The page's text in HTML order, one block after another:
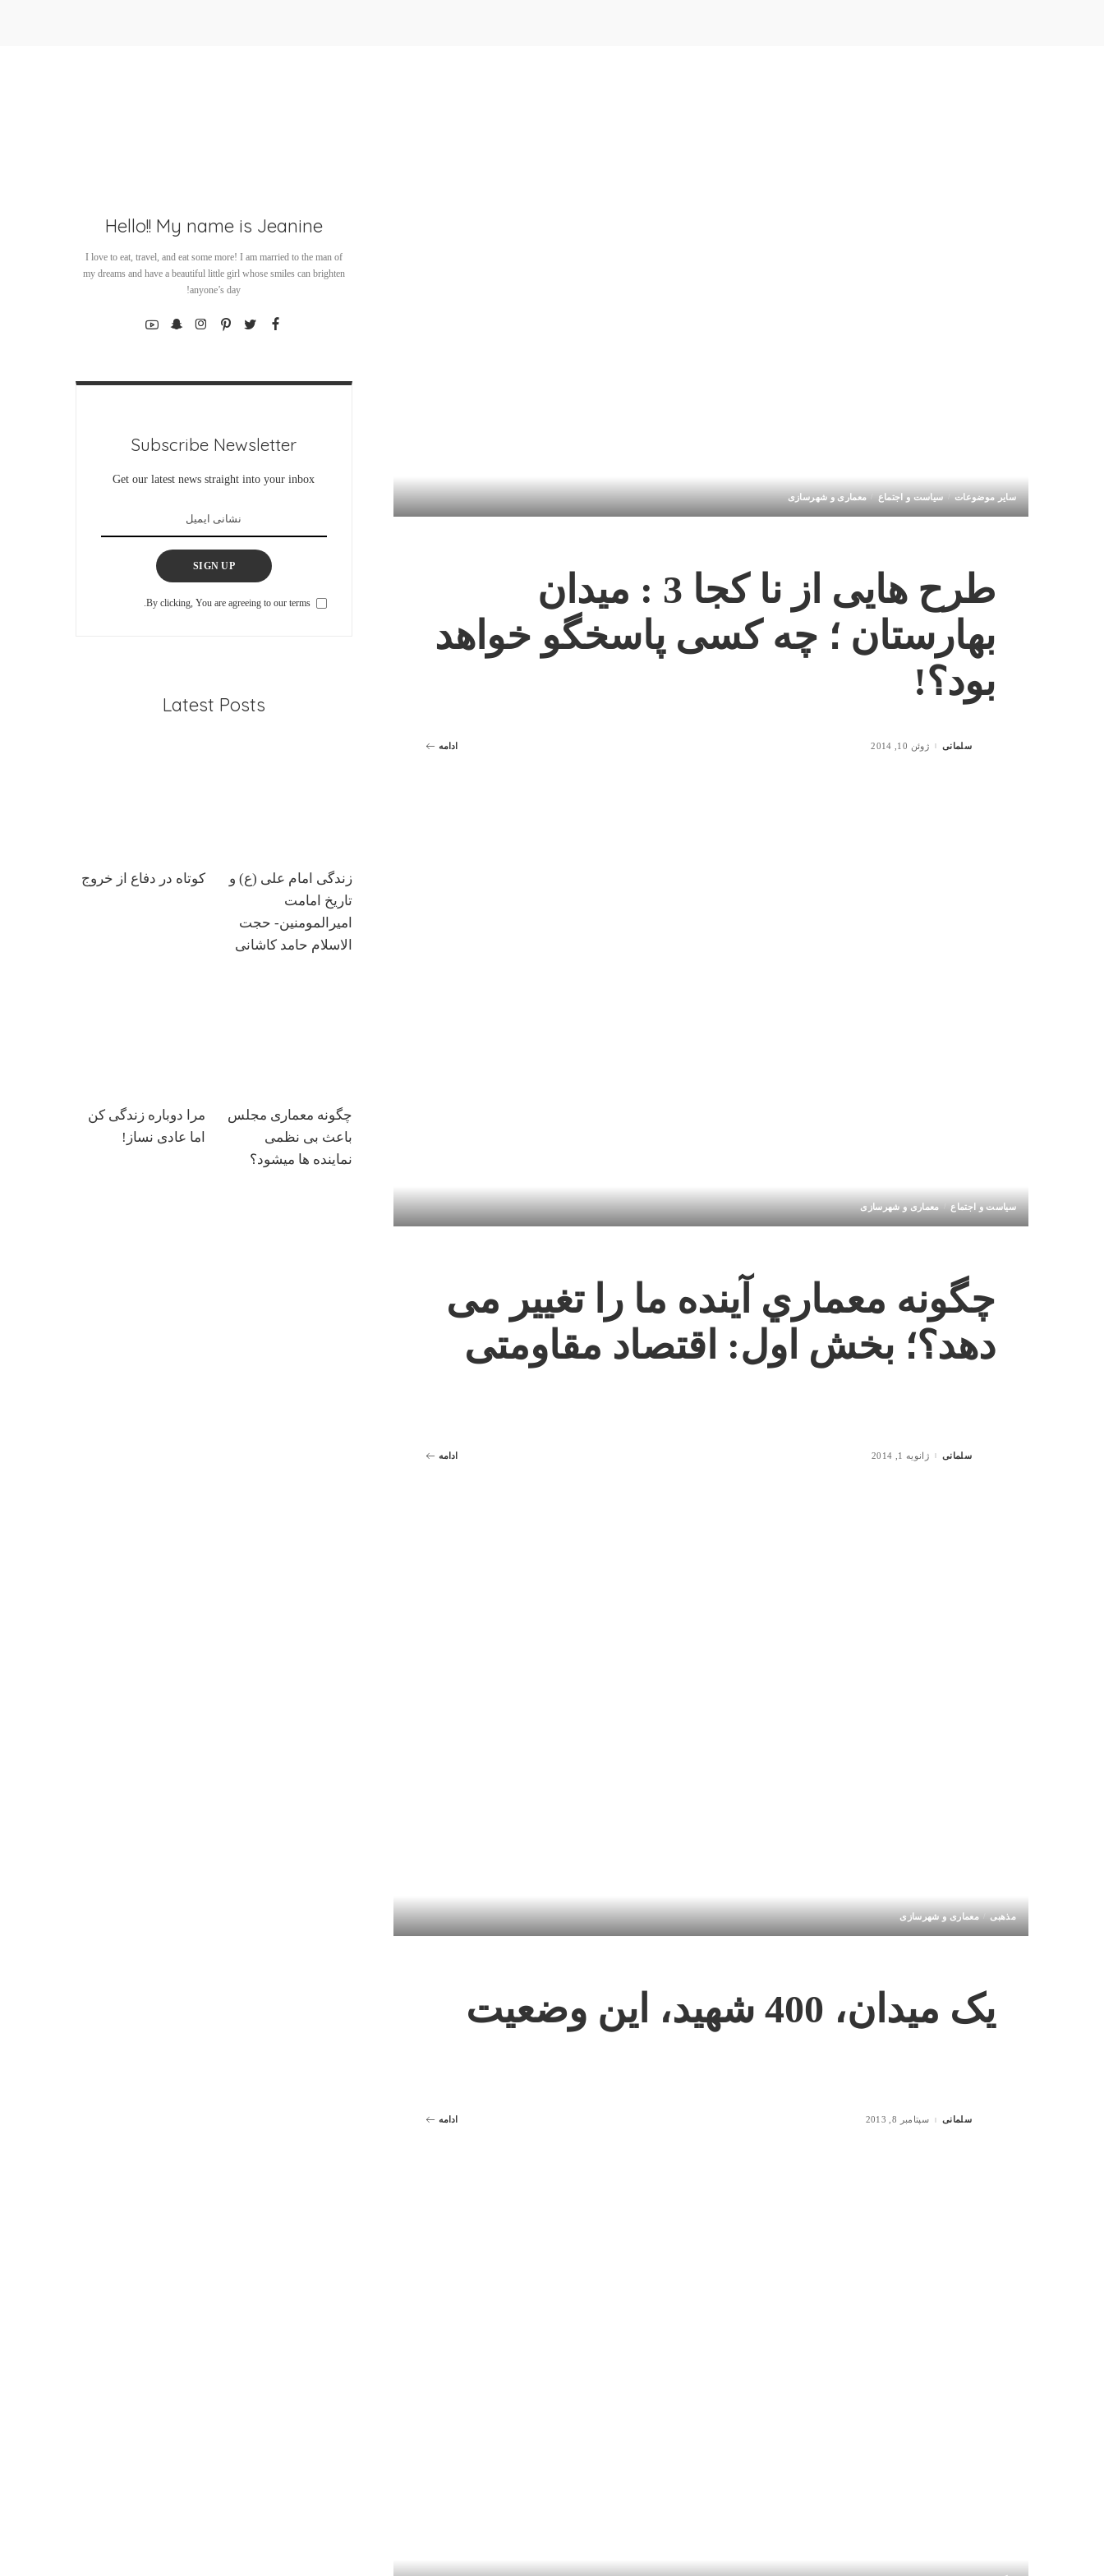
سایر موضوعات سیاست و اجتماع معماری و شهرسازی
طرح هایی از نا کجا 3 : میدان
بهارستان ؛ چه کسی پاسخگو خواهد
بود؟!
Postedسلمانی ژوئن 10, 2014 ادامه
سیاست و اجتماع معماری و شهرسازی
چگونه معماري آینده ما را تغییر می
دهد؟؛ بخش اول: اقتصاد مقاومتی
Postedسلمانی ژانویه 1, 2014 ادامه
مذهبی معماری و شهرسازی
یک میدان، 400 شهید، این وضعیت
Postedسلمانی سپتامبر 8, 2013 ادامه
Hello!! My name is Jeanine
I love to eat, travel, and eat some more! I am married to the man of
my dreams and have a beautiful little girl whose smiles can brighten
anyone’s day!
Subscribe Newsletter
Get our latest news straight into your inbox
SIGN UP
By clicking, You are agreeing to our terms.
Latest Posts
زندگی امام علی (ع) و
تاریخ امامت
امیرالمومنین- حجت
الاسلام حامد کاشانی
کوتاه در دفاع از خروج
چگونه معماری مجلس
باعث بی نظمی
نماینده ها میشود؟
مرا دوباره زندگی کن
اما عادی نساز!